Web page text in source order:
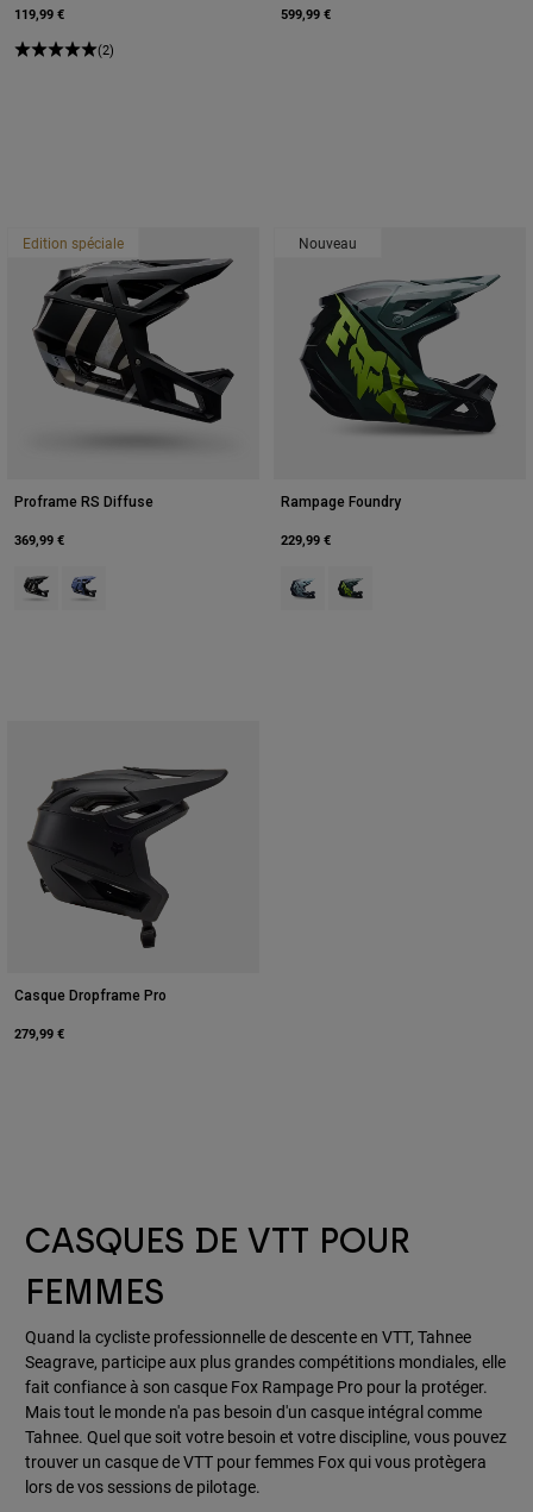
119,99 €
(2)
599,99 €
Edition spéciale
Proframe RS Diffuse
369,99 €
Product swatch type of Noir.
Product swatch type of Purple Dove.
Nouveau
Rampage Foundry
229,99 €
Product swatch type of Bleu
Product swatch type of
Casque Dropframe Pro
279,99 €
CASQUES DE VTT POUR
FEMMES
Quand la cycliste professionnelle de descente en VTT, Tahnee
Seagrave, participe aux plus grandes compétitions mondiales, elle
fait confiance à son casque Fox Rampage Pro pour la protéger.
Mais tout le monde n'a pas besoin d'un casque intégral comme
Tahnee. Quel que soit votre besoin et votre discipline, vous pouvez
trouver un casque de VTT pour femmes Fox qui vous protègera
lors de vos sessions de pilotage.